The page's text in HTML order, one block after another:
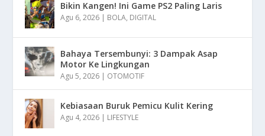
Bikin Kangen! Ini Game PS2 Paling Laris
Agu 6, 2026 | BOLA, DIGITAL
Bahaya Tersembunyi: 3 Dampak Asap
Motor Ke Lingkungan
Agu 5, 2026 | OTOMOTIF
Kebiasaan Buruk Pemicu Kulit Kering
Agu 4, 2026 | LIFESTYLE